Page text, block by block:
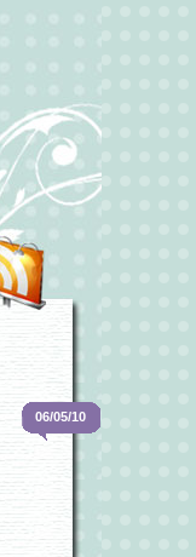
06/05/10